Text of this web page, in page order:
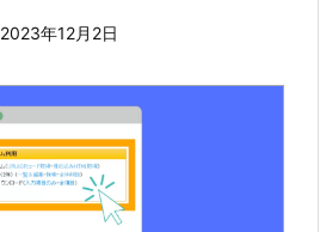
2023年12月2日